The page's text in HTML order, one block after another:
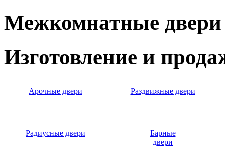
Межкомнатные двери
Изготовление и
Арочные двери Раздвижные двери
Радиусные двери
Барные
двери